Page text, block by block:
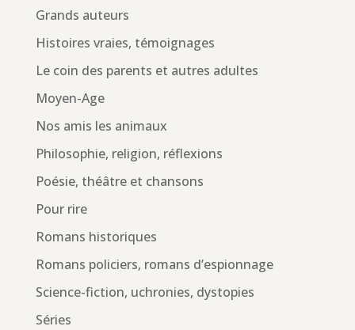
Grands auteurs
Histoires vraies, témoignages
Le coin des parents et autres adultes
Moyen-Age
Nos amis les animaux
Philosophie, religion, réflexions
Poésie, théâtre et chansons
Pour rire
Romans historiques
Romans policiers, romans d’espionnage
Science-fiction, uchronies, dystopies
Séries